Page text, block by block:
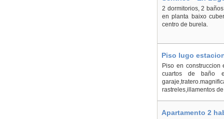
2 dormitorios, 2
en planta baixo
centro de burela.
Piso lugo
Piso en construccion
cuartos de baño
rastreles,illamentos
Apartamento 2